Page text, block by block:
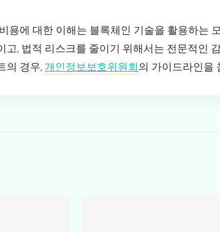
용에 대한 이해는 블록체인 기술을 활용하는
, 법적 리스크를 줄이기 위해서는 전문적인
의 경우, 개인정보보호위원회의 가이드라인을